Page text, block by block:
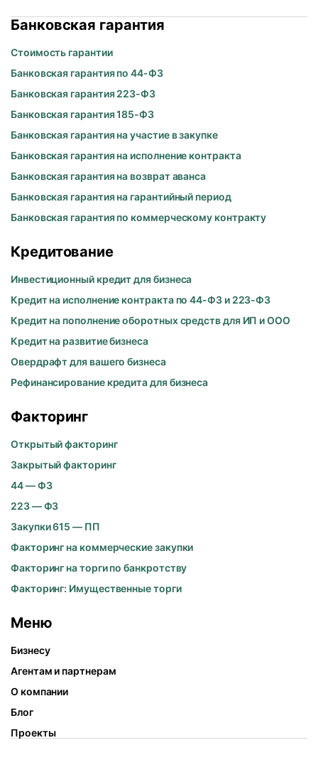
Банковская гарантия
Стоимость гарантии
Банковская гарантия по 44-ФЗ
Банковская гарантия 223-ФЗ
Банковская гарантия 185-ФЗ
Банковская гарантия на участие в закупке
Банковская гарантия на исполнение контракта
Банковская гарантия на возврат аванса
Банковская гарантия на гарантийный период
Банковская гарантия по коммерческому контракту
Кредитование
Инвестиционный кредит для бизнеса
Кредит на исполнение контракта по 44-ФЗ и 223-ФЗ
Кредит на пополнение оборотных средств для ИП и ООО
Кредит на развитие бизнеса
Овердрафт для вашего бизнеса
Рефинансирование кредита для бизнеса
Факторинг
Открытый факторинг
Закрытый факторинг
44 — ФЗ
223 — ФЗ
Закупки 615 — ПП
Факторинг на коммерческие закупки
Факторинг на торги по банкротству
Факторинг: Имущественные торги
Меню
Бизнесу
Агентам и партнерам
О компании
Блог
Проекты